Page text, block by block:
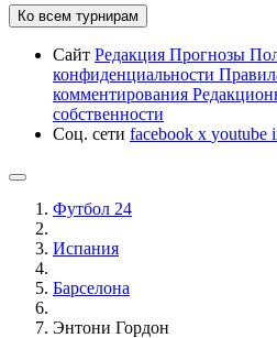
Ко всем турнирам
Сайт Редакция Прогнозы
конфиденциальности
комментирования
собственности
Соц. сети facebook x youtube
Футбол 24
Испания
Барселона
Энтони Гордон